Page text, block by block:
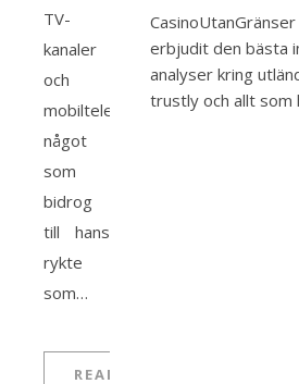
TV-
kanaler
och
mobiltelefonföretag,
något
som
bidrog
till hans
rykte
som…
READ
erbjudit den bästa
analyser kring
trustly och allt som